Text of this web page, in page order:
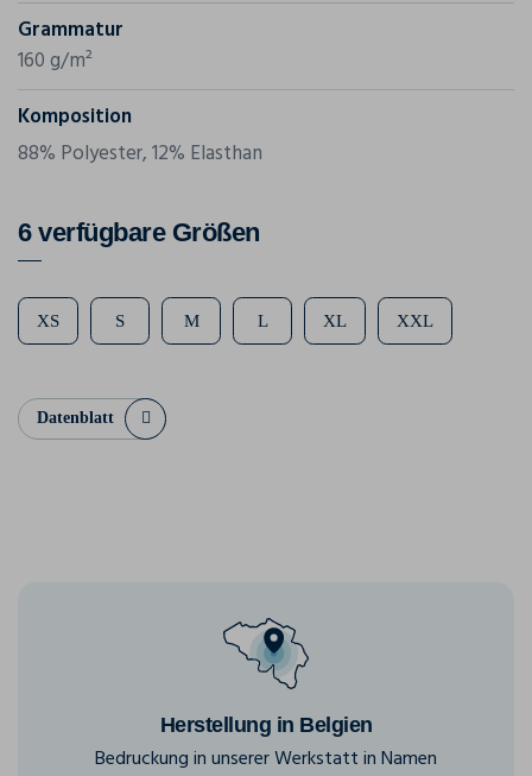
Grammatur
160 g/m²
Komposition
88% Polyester, 12% Elasthan
6 verfügbare Größen
XS S M L XL XXL
Datenblatt
Herstellung in Belgien
Bedruckung in unserer Werkstatt in Namen